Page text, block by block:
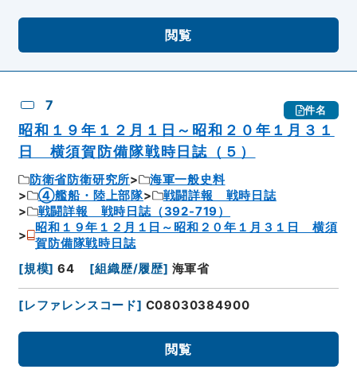
閲覧
7 件名
昭和１９年１２月１日～昭和２０年１月３１
日 横須賀防備隊戦時日誌（５）
防衛省防衛研究所
海軍一般史料
④艦船・陸上部隊
戦闘詳報 戦時日誌
戦闘詳報 戦時日誌（392-719）
昭和１９年１２月１日～昭和２０年１月３１日 横須
賀防備隊戦時日誌
[規模] 64 [組織歴/履歴] 海軍省
[レファレンスコード] C08030384900
閲覧